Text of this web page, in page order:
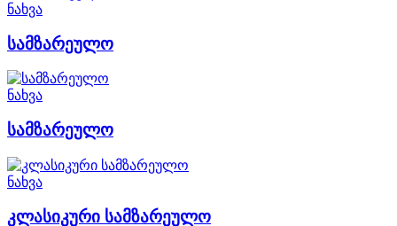
ნახვა
სამზარეულო
ნახვა
სამზარეულო
ნახვა
კლასიკური სამზარეულო